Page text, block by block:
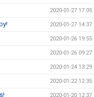
2020-01-27 17:05
2020-01-27 14:37
2020-01-26 19:55
2020-01-26 09:27
2020-01-24 13:29
2020-01-22 12:35
2020-01-20 12:37